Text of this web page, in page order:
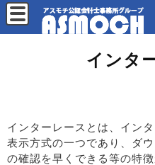
インタ
インターレースとは、イン
表示方式の一つであり、ダ
の確認を早くできる等の特徴